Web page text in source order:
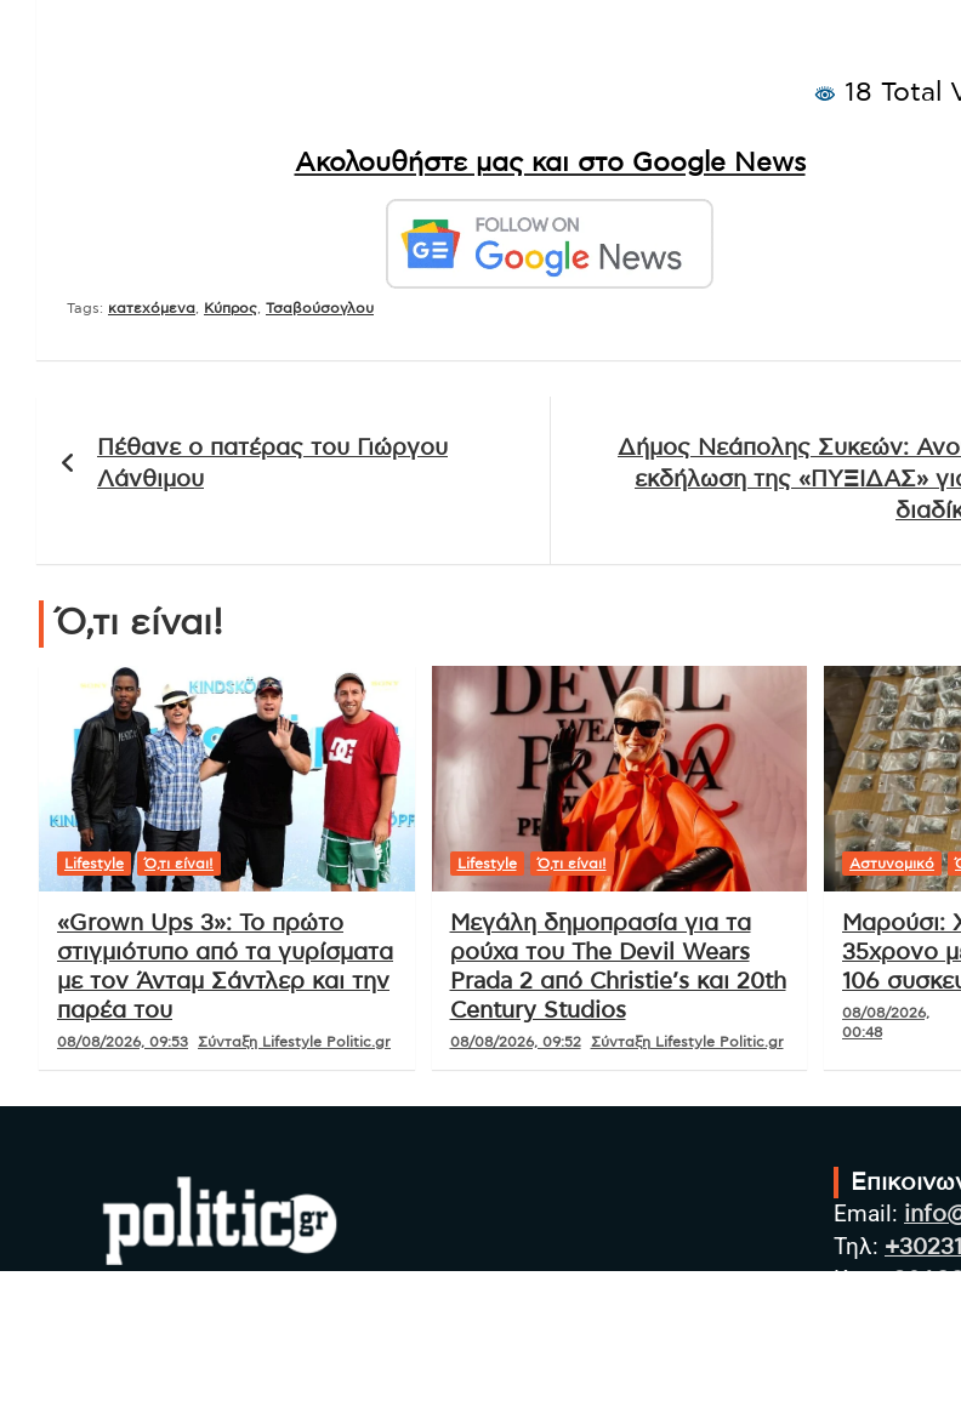
18 Total
Ακολουθήστε μας και στο Google News
Tags: κατεχόμενα Κύπρος Τσαβούσογλου
άρθρων
Πέθανε ο πατέρας του Γιώργου
Λάνθιμου
Δήμος Νεάπολης Συκεών:
εκδήλωση της «ΠΥΞΙΔΑΣ»
Ό,τι είναι!
Lifestyle Ό,τι είναι!
«Grown Ups 3»: Το πρώτο
στιγμιότυπο από τα γυρίσματα
με τον Άνταμ Σάντλερ και την
παρέα του
08/08/2026, 09:53 Σύνταξη Lifestyle Politic.gr
Lifestyle Ό,τι είναι!
Μεγάλη δημοπρασία για τα
ρούχα του The Devil Wears
Prada 2 από Christie’s και 20th
Century Studios
08/08/2026, 09:52 Σύνταξη Lifestyle Politic.gr
Αστυνομικό
Μαρούσι:
35χρονο
106
08/08/2026,
00:48
Email:
Τηλ:
Κιν: